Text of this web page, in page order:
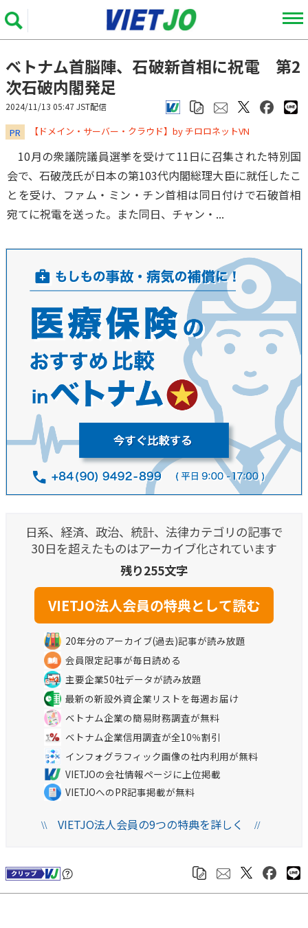
ベトナム首脳陣、石破新首相に祝電 第2
次石破内閣発足
2024/11/13 05:47 JST配信
PR ​​​​​​​【ドメイン・サーバー・クラウド】by チロロネットVN
10月の衆議院議員選挙を受けて11日に召集された特別国
会で、石破茂氏が日本の第103代内閣総理大臣に就任したこ
とを受け、ファム・ミン・チン首相は同日付けで石破首相
宛てに祝電を送った。また同日、チャン・...
日系、経済、政治、統計、法律カテゴリの記事で
30日を超えたものはアーカイブ化されています
残り255文字
20年分のアーカイブ(過去)記事が読み放題
会員限定記事が毎日読める
主要企業50社データが読み放題
最新の新設外資企業リストを毎週お届け
ベトナム企業の簡易財務調査が無料
ベトナム企業信用調査が全10％割引
インフォグラフィック画像の社内利用が無料
VIETJOの会社情報ページに上位掲載
VIETJOへのPR記事掲載が無料
\\VIETJO法人会員の9つの特典を詳しく //